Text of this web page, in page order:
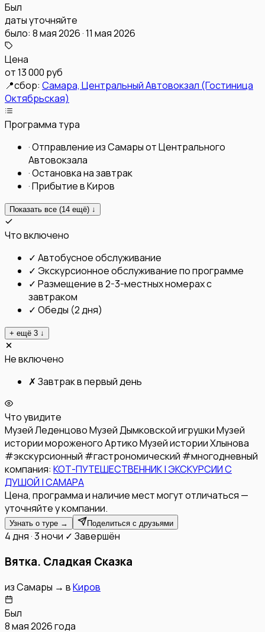
Был
даты уточняйте
было: 8 мая 2026 · 11 мая 2026
Цена
от13 000 руб
📍сбор: Самара, Центральный Автовокзал (Гостиница
Октябрьская)
Программа тура
·Отправление из Самары от Центрального
Автовокзала
·Остановка на завтрак
·Прибытие в Киров
Показать все (14 ещё) ↓
Что включено
✓ Автобусное обслуживание
✓ Экскурсионное обслуживание по программе
✓ Размещение в 2-3-местных номерах с
завтраком
✓ Обеды (2 дня)
+ ещё 3 ↓
Не включено
✗ Завтрак в первый день
Что увидите
Музей ЛеденцовоМузей Дымковской игрушкиМузей
истории мороженого АртикоМузей истории Хлынова
#экскурсионный #гастрономический #многодневный
компания: КОТ-ПУТЕШЕСТВЕННИК | ЭКСКУРСИИ С
ДУШОЙ | САМАРА
Цена, программа и наличие мест могут отличаться —
уточняйте у компании.
Узнать о туре → Поделиться с друзьями
4 дня · 3 ночи ✓ Завершён
Вятка. Сладкая Сказка
изСамары → вКиров
Был
8 мая 2026 года